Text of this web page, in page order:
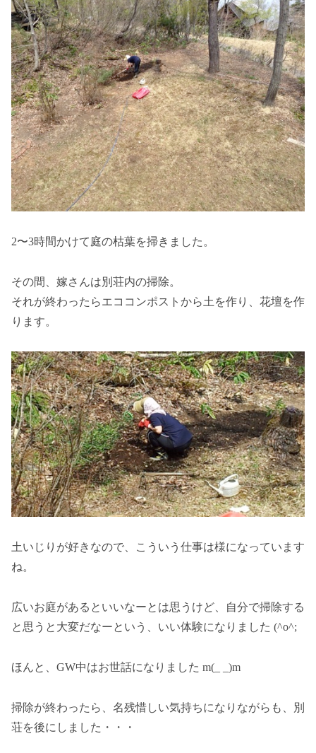
2〜3時間かけて庭の枯葉を掃きました。
その間、嫁さんは別荘内の掃除。
それが終わったらエココンポストから土を作り、花壇を作
ります。
土いじりが好きなので、こういう仕事は様になっています
ね。
広いお庭があるといいなーとは思うけど、自分で掃除する
と思うと大変だなーという、いい体験になりました (^o^;
ほんと、GW中はお世話になりました m(_ _)m
掃除が終わったら、名残惜しい気持ちになりながらも、別
荘を後にしました・・・